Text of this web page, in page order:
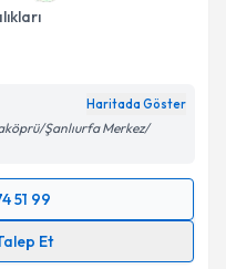
Haritada Göster
Şanlıurfa Merkez/
51 99
Et